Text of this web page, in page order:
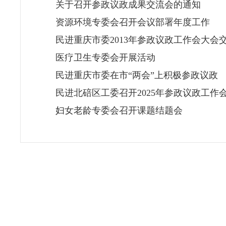
关于召开参政议政成果交流会的通知
资源环境专委会召开会议部署年度工作
民进重庆市委2013年参政议政工作会大会
医疗卫生专委会开展活动
民进重庆市委在市“两会”上积极参政议政
民进北碚区工委召开2025年参政议政工作
妇女老龄专委会召开课题结题会